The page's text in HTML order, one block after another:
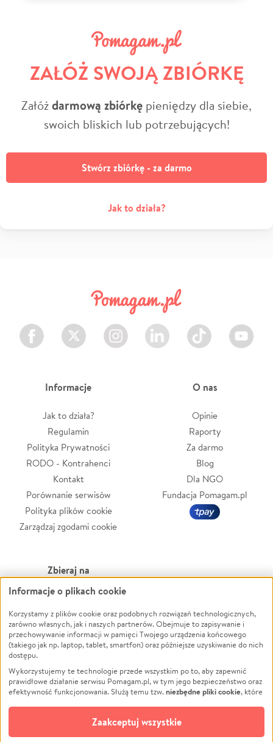
ZAŁÓŻ SWOJĄ ZBIÓRKĘ
Załóżdarmową zbiórkę pieniędzy dla siebie,
swoich bliskich lub potrzebujących!
Stwórz zbiórkę - za darmo
Jak to działa?
Facebook Twitter Instagram LinkedIn TikTok Youtube
Informacje
Jak to działa?
Regulamin
Polityka Prywatności
RODO - Kontrahenci
Kontakt
Porównanie serwisów
Polityka plików cookie
Zarządzaj zgodami cookie
O nas
Opinie
Raporty
Za darmo
Blog
Dla NGO
Fundacja Pomagam.pl
Zbieraj na
Leczenie
Zwierzęta
Pożar
Ukraina
Pomoc Finansowa
Projekty
Pogrzeb
Społeczność lokalna
Powódź
Wichura
NGO
Edukacja
Podróż
Impreza
Ochrona środowiska
Informacje o plikach cookie
Korzystamy z plików cookie oraz podobnych rozwiązań technologicznych,
zarówno własnych, jak i naszych partnerów. Obejmuje to zapisywanie i
przechowywanie informacji w pamięci Twojego urządzenia końcowego
(takiego jak np. laptop, tablet, smartfon) oraz późniejsze uzyskiwanie do nich
dostępu.
Wykorzystujemy te technologie przede wszystkim po to, aby zapewnić
prawidłowe działanie serwisu Pomagam.pl, w tym jego bezpieczeństwo oraz
efektywność funkcjonowania. Służą temu tzw.niezbędne pliki cookie, które
opcjonalnych plików cookie
technologii do celów analitycznych i retargetingowych. Możesz wyrazić
zgodę na ich stosowanie lub jej odmówić. W dowolnym momencie masz
Zaakceptuj wszystkie